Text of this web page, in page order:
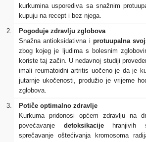
kurkumina usporediva sa snažnim
kupuju na recept i bez njega.
Pogoduje zdravlju zglobova
Snažna antioksidativna i protuupalna
zbog kojeg je ljudima s bolesnim
koriste taj začin. U nedavnoj studiji
imali reumatoidni artritis uočeno je da je
jutarnje ukočenosti, produžio je vrijeme
zglobova.
Potiče optimalno zdravlje
Kurkuma pridonosi općem zdravlju na
povećavanje
detoksikacijehranjivih
sprečavanje oštećivanja kromosoma